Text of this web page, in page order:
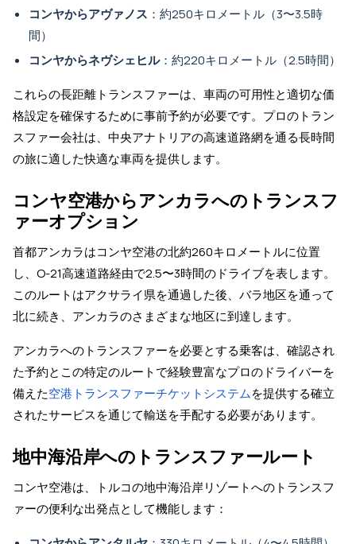
コンヤからアヴァノス ：約250キロメートル（3〜3.5時
間）
コンヤからネヴシェヒル：約220キロメートル（2.5時間）
これらの長距離トランスファーは、車両の可用性と適切な価
格設定を確保するために事前予約が必要です。プロのトラン
スファー会社は、中央アナトリアの高速道路網を通る長時間
の旅に適した快適な車両を提供します。
コンヤ空港からアンカラへのトランスフ
ァーオプション
首都アンカラはコンヤ空港の北約260キロメートルに位置
し、O-21高速道路経由で2.5〜3時間のドライブを表します。
このルートはアクサライ県を通過した後、バラ地区を通って
北に続き、アンカラのさまざまな地区に到達します。
アンカラへのトランスファーを必要とする乗客は、確認され
た予約とこの特定のルートで経験豊富なプロのドライバーを
備えた空港トランスファーチケットシステムを提供する確立
されたサービスを通じて輸送を手配する必要があります。
地中海沿岸へのトランスファールート
コンヤ空港は、トルコの地中海沿岸リゾートへのトランスフ
ァーの便利な出発点として機能します：